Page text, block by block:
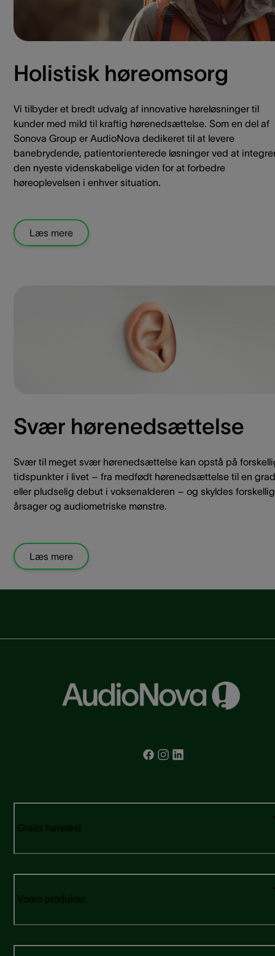
Holistisk høreomsorg
Vi tilbyder et bredt udvalg af innovative høreløsninger til
kunder med mild til kraftig hørenedsættelse. Som en del af
Sonova Group er AudioNova dedikeret til at levere
banebrydende, patientorienterede løsninger ved at
den nyeste videnskabelige viden for at forbedre
høreoplevelsen i enhver situation.
Læs mere
Svær hørenedsættelse
Svær til meget svær hørenedsættelse kan opstå på
tidspunkter i livet – fra medfødt hørenedsættelse til en
eller pludselig debut i voksenalderen – og skyldes
årsager og audiometriske mønstre.
Læs mere
Gratis høretest
Vores produkter